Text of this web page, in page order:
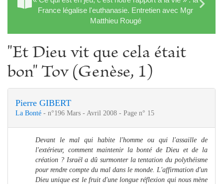
France légalise l'euthanasie. Entretien avec Mgr
Matthieu Rougé
"Et Dieu vit que cela était
bon" Tov (Genèse, 1)
Pierre GIBERT
La Bonté - n°196 Mars - Avril 2008 - Page n° 15
Devant le mal qui habite l'homme ou qui l'assaille de
l'extérieur, comment maintenir la bonté de Dieu et de la
création ? Israël a dû surmonter la tentation du polythéisme
pour rendre compte du mal dans le monde. L'affirmation d'un
Dieu unique est le fruit d'une longue réflexion qui nous mène